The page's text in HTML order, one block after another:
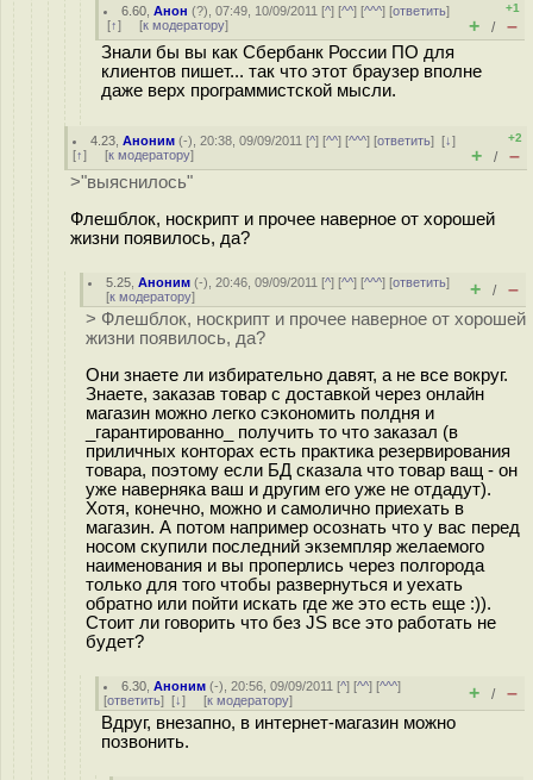
6.60 ,Анон (?), 07:49, 10/09/2011 [^] [^^] [^^^] [ответить]
[↑] [к модератору]
+1
+ / –
Знали бы вы как Сбербанк России ПО для
клиентов пишет... так что этот браузер вполне
даже верх программистской мысли.
4.23 ,Аноним (-), 20:38, 09/09/2011 [^] [^^] [^^^] [ответить][↓]
[↑] [к модератору]
+2
+ / –
>"выяснилось"
Флешблок, носкрипт и прочее наверное от хорошей
жизни появилось, да?
5.25 ,Аноним (-), 20:46, 09/09/2011 [^] [^^] [^^^] [ответить]
[к модератору] + / –
> Флешблок, носкрипт и прочее наверное от хорошей
жизни появилось, да?
Они знаете ли избирательно давят, а не все вокруг.
Знаете, заказав товар с доставкой через онлайн
магазин можно легко сэкономить полдня и
_гарантированно_ получить то что заказал (в
приличных конторах есть практика резервирования
товара, поэтому если БД сказала что товар ващ - он
уже наверняка ваш и другим его уже не отдадут).
Хотя, конечно, можно и самолично приехать в
магазин. А потом например осознать что у вас перед
носом скупили последний экземпляр желаемого
наименования и вы проперлись через полгорода
только для того чтобы развернуться и уехать
обратно или пойти искать где же это есть еще :)).
Стоит ли говорить что без JS все это работать не
будет?
6.30 ,Аноним (-), 20:56, 09/09/2011 [^] [^^] [^^^]
[ответить] [↓] [к модератору] + / –
Вдруг, внезапно, в интернет-магазин можно
позвонить.